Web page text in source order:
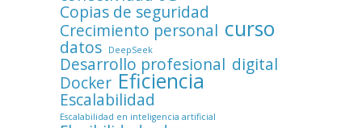
Copias de seguridad
Crecimiento personal curso
datos DeepSeek
Desarrollo profesional digital
Docker Eficiencia
Escalabilidad
Escalabilidad en inteligencia artificial